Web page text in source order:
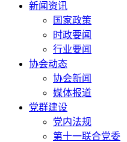
新闻资讯
国家政策
时政要闻
行业要闻
协会动态
协会新闻
媒体报道
党群建设
党内法规
第十一联合党委